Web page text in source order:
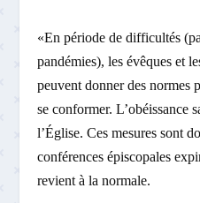
«En période de difficultés
pandémies), les évêques et
peuvent donner des normes
se conformer. L’obéissance
l’Église. Ces mesures sont
conférences épiscopales
revient à la normale.